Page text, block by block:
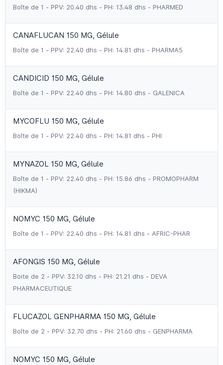
Boîte de 1 - PPV: 20.40 dhs - PH: 13.48 dhs - PHARMED
CANAFLUCAN 150 MG, Gélule
Boîte de 1 - PPV: 22.40 dhs - PH: 14.81 dhs - PHARMA5
CANDICID 150 MG, Gélule
Boîte de 1 - PPV: 22.40 dhs - PH: 14.80 dhs - GALENICA
MYCOFLU 150 MG, Gélule
Boîte de 1 - PPV: 22.40 dhs - PH: 14.81 dhs - PHI
MYNAZOL 150 MG, Gélule
Boîte de 1 - PPV: 22.40 dhs - PH: 15.86 dhs - PROMOPHARM
(HIKMA)
NOMYC 150 MG, Gélule
Boîte de 1 - PPV: 22.40 dhs - PH: 14.81 dhs - AFRIC-PHAR
AFONGIS 150 MG, Gélule
Boite de 2 - PPV: 32.10 dhs - PH: 21.21 dhs - DEVA
PHARMACEUTIQUE
FLUCAZOL GENPHARMA 150 MG, Gélule
Boîte de 2 - PPV: 32.70 dhs - PH: 21.60 dhs - GENPHARMA
NOMYC 150 MG, Gélule